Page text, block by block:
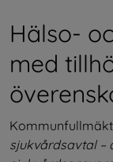
Hälso-
med
sjukvårdsavtal –